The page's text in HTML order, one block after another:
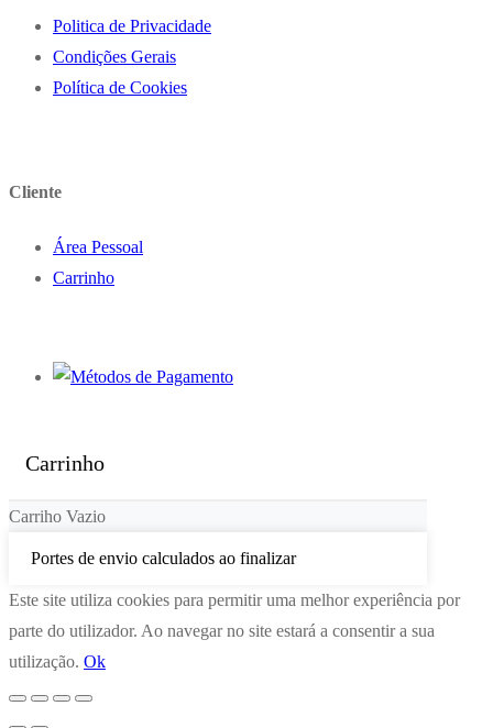
Politica de Privacidade
Condições Gerais
Política de Cookies
Cliente
Área Pessoal
Carrinho
Carrinho
Carriho Vazio
Portes de envio calculados ao finalizar
Este site utiliza cookies para permitir uma melhor experiência por
parte do utilizador. Ao navegar no site estará a consentir a sua
utilização. Ok